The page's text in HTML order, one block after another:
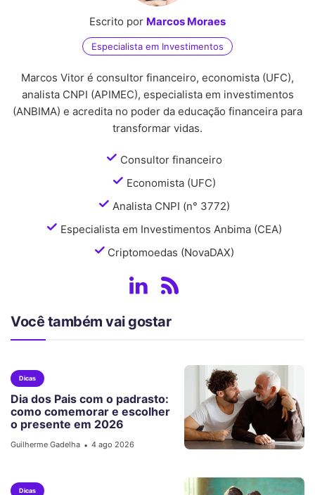
Escrito por Marcos Moraes
Especialista em Investimentos
Marcos Vitor é consultor financeiro, economista (UFC),
analista CNPI (APIMEC), especialista em investimentos
(ANBIMA) e acredita no poder da educação financeira para
transformar vidas.
Consultor financeiro
Economista (UFC)
Analista CNPI (n° 3772)
Especialista em Investimentos Anbima (CEA)
Criptomoedas (NovaDAX)
Você também vai gostar
Dicas
Dia dos Pais com o padrasto:
como comemorar e escolher
o presente em 2026
Guilherme Gadelha • 4 ago 2026
Dicas